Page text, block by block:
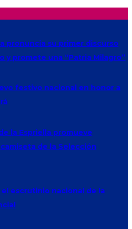
pronuncia su primer discurso
y promete una “Patria Milagro”
festivo nacional en honor a
la Espriella promueve
de la Selección
escrutinio nacional de la